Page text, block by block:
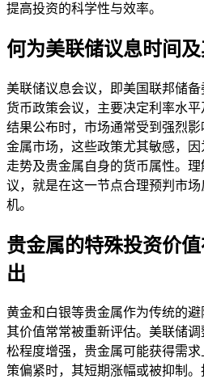
提高投资的科学性与效率。
何为美联储议息时间及
美联储议息会议，即美国联邦储
货币政策会议，主要决定利率水
结果公布时，市场通常受到强烈
金属市场，这些政策尤其敏感，
走势及贵金属自身的货币属性。
议，就是在这一节点合理预判市
机。
贵金属的特殊投资价
出
黄金和白银等贵金属作为传统的
其价值常常被重新评估。美联储
松程度增强，贵金属可能获得需
策偏紧时，其短期涨幅或被抑制